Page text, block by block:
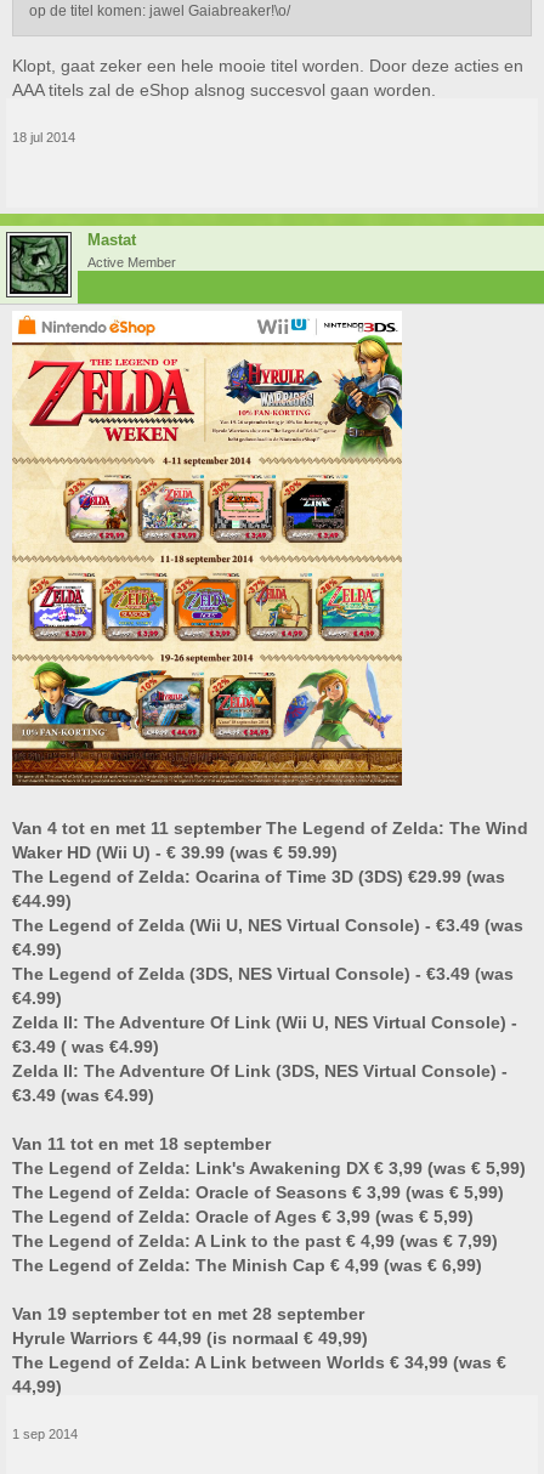
op de titel komen: jawel Gaiabreaker!\o/
Klopt, gaat zeker een hele mooie titel worden. Door deze acties en
AAA titels zal de eShop alsnog succesvol gaan worden.
18 jul 2014
Mastat
Active Member
Van 4 tot en met 11 september The Legend of Zelda: The Wind
Waker HD (Wii U) - € 39.99 (was € 59.99)
The Legend of Zelda: Ocarina of Time 3D (3DS) €29.99 (was
€44.99)
The Legend of Zelda (Wii U, NES Virtual Console) - €3.49 (was
€4.99)
The Legend of Zelda (3DS, NES Virtual Console) - €3.49 (was
€4.99)
Zelda II: The Adventure Of Link (Wii U, NES Virtual Console) -
€3.49 ( was €4.99)
Zelda II: The Adventure Of Link (3DS, NES Virtual Console) -
€3.49 (was €4.99)
Van 11 tot en met 18 september
The Legend of Zelda: Link's Awakening DX € 3,99 (was € 5,99)
The Legend of Zelda: Oracle of Seasons € 3,99 (was € 5,99)
The Legend of Zelda: Oracle of Ages € 3,99 (was € 5,99)
The Legend of Zelda: A Link to the past € 4,99 (was € 7,99)
The Legend of Zelda: The Minish Cap € 4,99 (was € 6,99)
Van 19 september tot en met 28 september
Hyrule Warriors € 44,99 (is normaal € 49,99)
The Legend of Zelda: A Link between Worlds € 34,99 (was €
44,99)
1 sep 2014